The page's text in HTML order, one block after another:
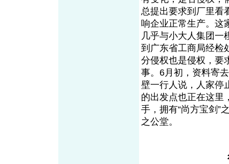
总提出要求到厂里看
响企业正常生产。这
几乎与小大人集团一
到广东省工商局经检
分侵权也是侵权，要
事。6月初，资料寄
壁一行人说，人家停
的出发点也正在这里
手，拥有“尚方宝剑”
之公堂。